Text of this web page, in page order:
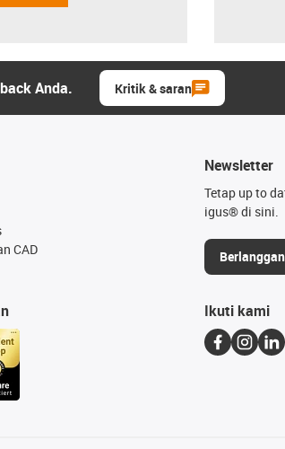
Anda. Kritik & saran
CAD
Newsletter
Tetap up to
igus® di sini.
Ikuti kami